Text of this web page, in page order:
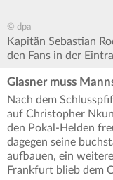
© dpa
Kapitän Sebastian
den Fans in der
Glasner muss
Nach dem
auf Christopher
den Pokal-Helden
dagegen seine
aufbauen, ein
Frankfurt blieb dem